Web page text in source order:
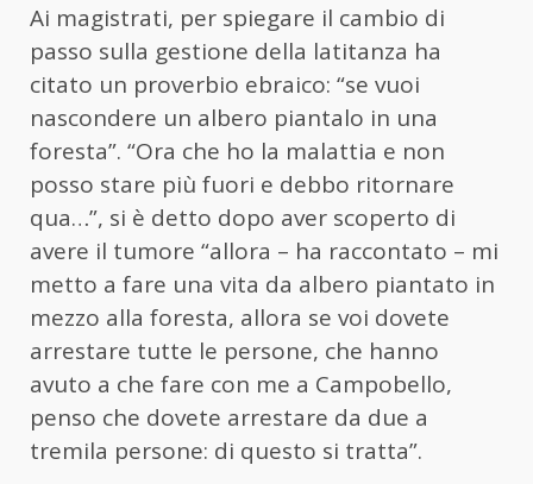
Ai magistrati, per spiegare il cambio di
passo sulla gestione della latitanza ha
citato un proverbio ebraico: “se vuoi
nascondere un albero piantalo in una
foresta”. “Ora che ho la malattia e non
posso stare più fuori e debbo ritornare
qua…”, si è detto dopo aver scoperto di
avere il tumore “allora – ha raccontato – mi
metto a fare una vita da albero piantato in
mezzo alla foresta, allora se voi dovete
arrestare tutte le persone, che hanno
avuto a che fare con me a Campobello,
penso che dovete arrestare da due a
tremila persone: di questo si tratta”.